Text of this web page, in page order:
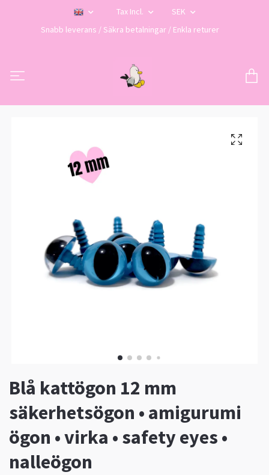
Tax Incl.
SEK
Snabb leverans / Säkra betalningar / Enkla returer
Blå kattögon 12 mm
säkerhetsögon • amigurumi
ögon • virka • safety eyes •
nalleögon